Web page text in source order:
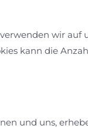
wir auf
kann die
und uns,